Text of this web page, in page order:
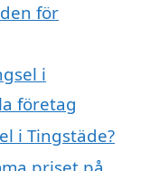
för
i
företag
i Tingstäde?